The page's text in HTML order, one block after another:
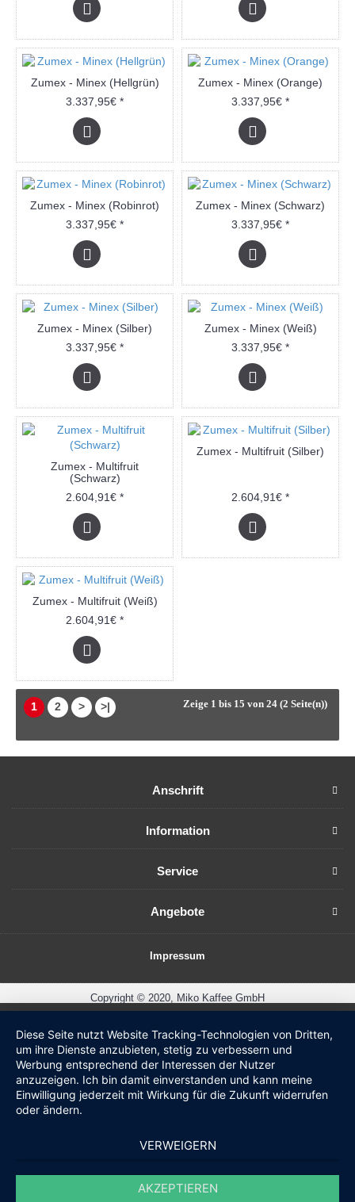
Zumex - Minex (Hellgrün)
3.337,95€ *
Zumex - Minex (Orange)
3.337,95€ *
Zumex - Minex (Robinrot)
3.337,95€ *
Zumex - Minex (Schwarz)
3.337,95€ *
Zumex - Minex (Silber)
3.337,95€ *
Zumex - Minex (Weiß)
3.337,95€ *
Zumex - Multifruit
(Schwarz)
2.604,91€ *
Zumex - Multifruit (Silber)
2.604,91€ *
Zumex - Multifruit (Weiß)
2.604,91€ *
1 2 > >| Zeige 1 bis 15 von 24 (2 Seite(n))
Anschrift
Information
Service
Angebote
Impressum
Copyright © 2020, Miko Kaffee GmbH
Diese Seite nutzt Website Tracking-Technologien von Dritten,
um ihre Dienste anzubieten, stetig zu verbessern und
Werbung entsprechend der Interessen der Nutzer
anzuzeigen. Ich bin damit einverstanden und kann meine
Einwilligung jederzeit mit Wirkung für die Zukunft widerrufen
oder ändern.
VERWEIGERN
AKZEPTIEREN